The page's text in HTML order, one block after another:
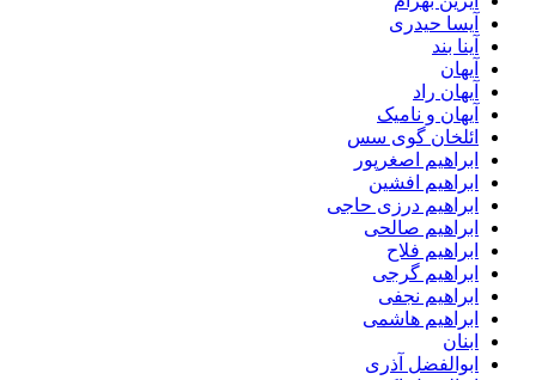
آیسا حیدری
آینا بند
آیهان
آیهان راد
آیهان و نامیک
ائلخان گوی سس
ابراهیم اصغرپور
ابراهیم افشین
ابراهیم درزی حاجی
ابراهیم صالحی
ابراهیم فلاح
ابراهیم گرجی
ابراهیم نجفی
ابراهیم هاشمی
ابنان
ابوالفضل آذری